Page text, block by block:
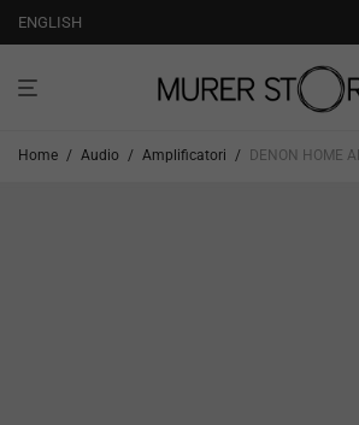
ENGLISH
Home / Audio / Amplificatori / DENON HOME